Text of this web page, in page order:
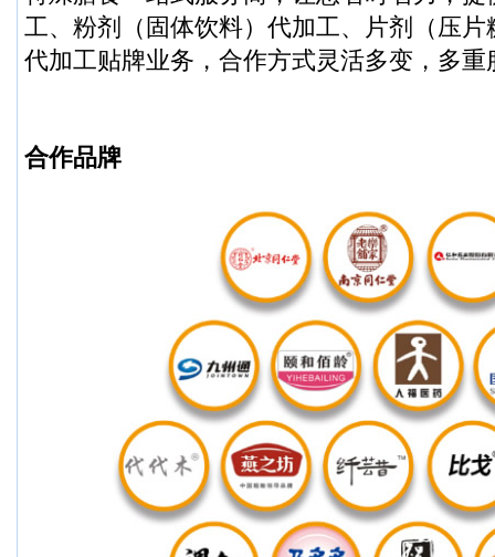
工、粉剂（固体饮料）代加工、片剂（压
代加工贴牌业务，合作方式灵活多变，多重
合作品牌